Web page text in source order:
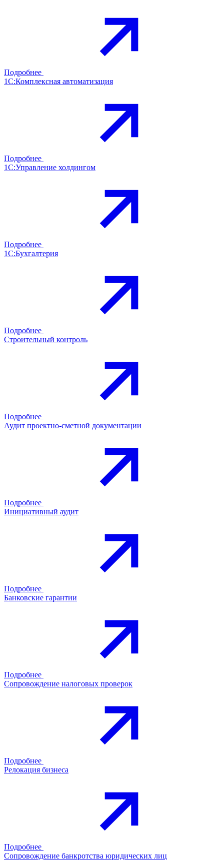
Подробнее
1С:Комплексная автоматизация
Подробнее
1С:Управление холдингом
Подробнее
1С:Бухгалтерия
Подробнее
Строительный контроль
Подробнее
Аудит проектно-сметной документации
Подробнее
Инициативный аудит
Подробнее
Банковские гарантии
Подробнее
Сопровождение налоговых проверок
Подробнее
Релокация бизнеса
Подробнее
Сопровождение банкротства юридических лиц